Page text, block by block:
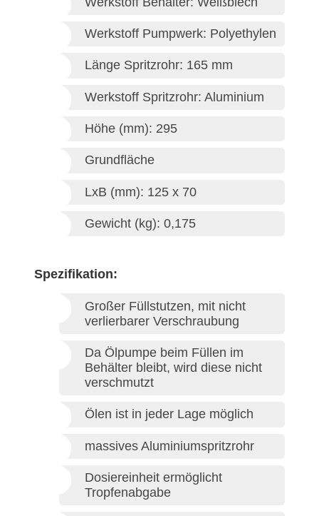
Werkstoff Pumpwerk: Polyethylen
Länge Spritzrohr: 165 mm
Werkstoff Spritzrohr: Aluminium
Höhe (mm): 295
Grundfläche
LxB (mm): 125 x 70
Gewicht (kg): 0,175
Spezifikation:
Großer Füllstutzen, mit nicht
verlierbarer Verschraubung
Da Ölpumpe beim Füllen im
Behälter bleibt, wird diese nicht
verschmutzt
Ölen ist in jeder Lage möglich
massives Aluminiumspritzrohr
Dosiereinheit ermöglicht
Tropfenabgabe